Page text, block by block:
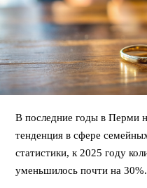
В последние годы в Перми
тенденция в сфере
статистики, к 2025 году
уменьшилось почти на 30%.